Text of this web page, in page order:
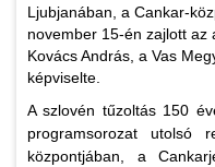
Ljubjanában, a Cankar-
november 15-én zajlott az
Kovács András, a Vas
képviselte.
A szlovén tűzoltás 150
programsorozat utolsó
központjában, a